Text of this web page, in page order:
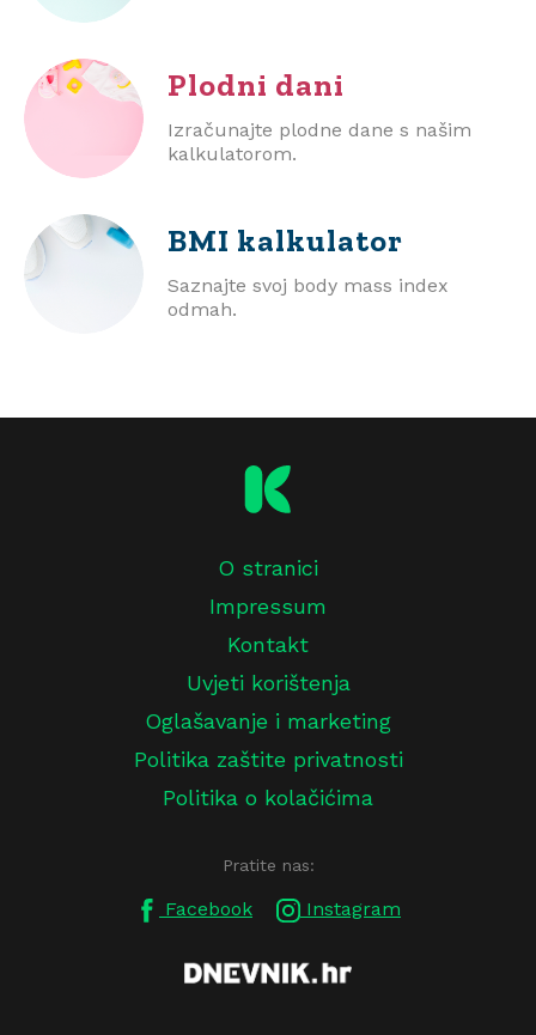
Plodni dani
Izračunajte plodne dane s našim
kalkulatorom.
BMI kalkulator
Saznajte svoj body mass index
odmah.
O stranici
Impressum
Kontakt
Uvjeti korištenja
Oglašavanje i marketing
Politika zaštite privatnosti
Politika o kolačićima
Pratite nas:
Facebook Instagram